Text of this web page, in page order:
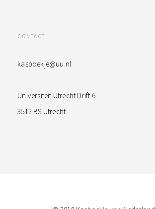
CONTACT
kasboekje@uu.nl
Universiteit Utrecht Drift 6
3512 BS Utrecht